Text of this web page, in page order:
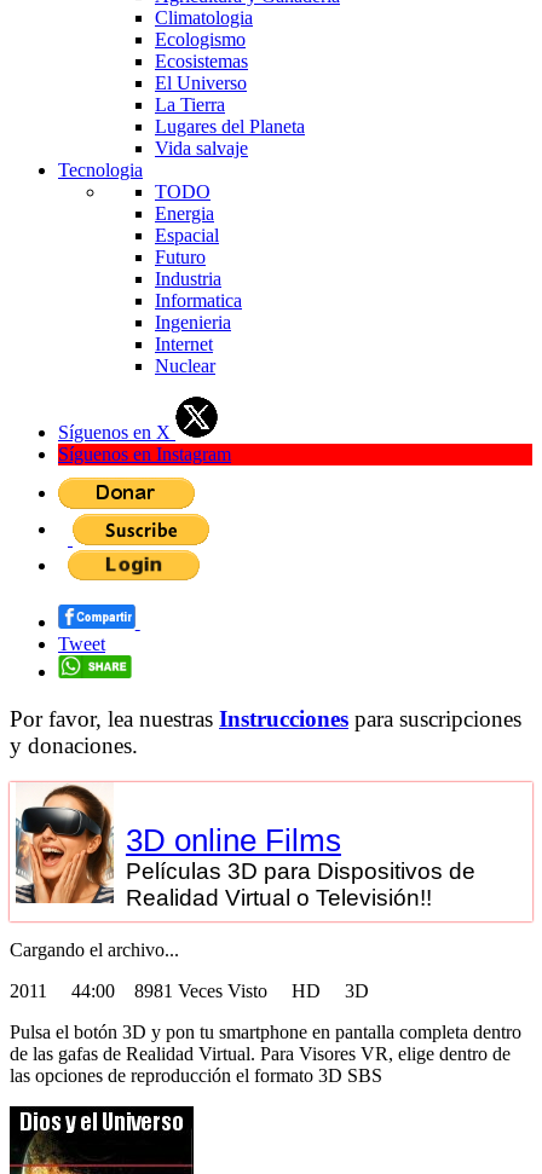
Climatologia
Ecologismo
Ecosistemas
El Universo
La Tierra
Lugares del Planeta
Vida salvaje
Tecnologia
TODO
Energia
Espacial
Futuro
Industria
Informatica
Ingenieria
Internet
Nuclear
Síguenos en X
Síguenos en Instagram
Tweet
Por favor, lea nuestras Instrucciones para suscripciones
y donaciones.
3D online Films
Películas 3D para Dispositivos de
Realidad Virtual o Televisión!!
Cargando el archivo...
2011 44:00 8981 Veces Visto HD 3D
Pulsa el botón 3D y pon tu smartphone en pantalla completa dentro
de las gafas de Realidad Virtual. Para Visores VR, elige dentro de
las opciones de reproducción el formato 3D SBS